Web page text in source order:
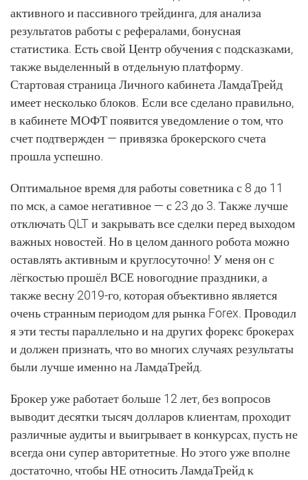
активного и пассивного трейдинга, для анализа
результатов работы с рефералами, бонусная
статистика. Есть свой Центр обучения с подсказками,
также выделенный в отдельную платформу.
Стартовая страница Личного кабинета ЛамдаТрейд
имеет несколько блоков. Если все сделано правильно,
в кабинете МОФТ появится уведомление о том, что
счет подтвержден — привязка брокерского счета
прошла успешно.
Оптимальное время для работы советника с 8 до 11
по мск, а самое негативное — с 23 до 3. Также лучше
отключать QLT и закрывать все сделки перед выходом
важных новостей. Но в целом данного робота можно
оставлять активным и круглосуточно! У меня он с
лёгкостью прошёл ВСЕ новогодние праздники, а
также весну 2019-го, которая объективно является
очень странным периодом для рынка Forex. Проводил
я эти тесты параллельно и на других форекс брокерах
и должен признать, что во многих случаях результаты
были лучше именно на ЛамдаТрейд.
Брокер уже работает больше 12 лет, без вопросов
выводит десятки тысяч долларов клиентам, проходит
различные аудиты и выигрывает в конкурсах, пусть не
всегда они супер авторитетные. Но этого уже вполне
достаточно, чтобы НЕ относить ЛамдаТрейд к